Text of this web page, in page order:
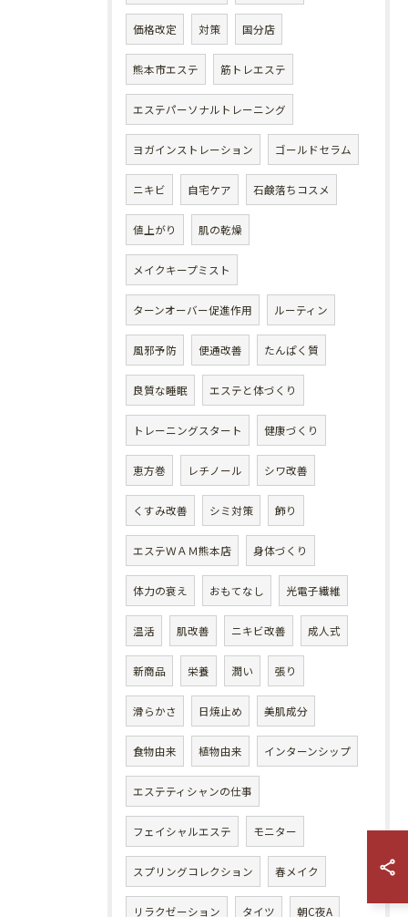
価格改定 対策 国分店
熊本市エステ 筋トレエステ
エステパーソナルトレーニング
ヨガインストレーション ゴールドセラム
ニキビ 自宅ケア 石鹸落ちコスメ
値上がり 肌の乾燥
メイクキープミスト
ターンオーバー促進作用 ルーティン
風邪予防 便通改善 たんぱく質
良質な睡眠 エステと体づくり
トレーニングスタート 健康づくり
恵方巻 レチノール シワ改善
くすみ改善 シミ対策 飾り
エステＷＡＭ熊本店 身体づくり
体力の衰え おもてなし 光電子繊維
温活 肌改善 ニキビ改善 成人式
新商品 栄養 潤い 張り
滑らかさ 日焼止め 美肌成分
食物由来 植物由来 インターンシップ
エステティシャンの仕事
フェイシャルエステ モニター
スプリングコレクション 春メイク
リラクゼーション タイツ 朝C夜A